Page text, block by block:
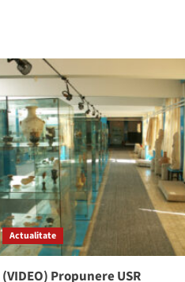
Actualitate
(VIDEO) Propunere USR